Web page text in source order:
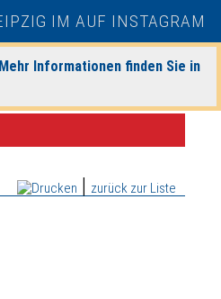
Informationen finden Sie in
zurück zur Liste